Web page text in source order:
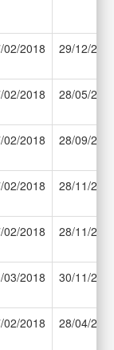
02/2018 29/12/
02/2018 28/05/
02/2018 28/09/
02/2018 28/11/
02/2018 28/11/
03/2018 30/11/
02/2018 28/04/